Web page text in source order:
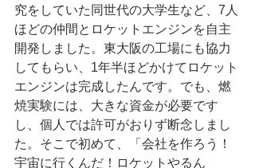
究をしていた同世代の大学生など、7人
ほどの仲間とロケットエンジンを自主
開発しました。東大阪の工場にも協力
してもらい、1年半ほどかけてロケット
エンジンは完成したんです。でも、燃
焼実験には、大きな資金が必要です
し、個人では許可がおりず断念しまし
た。そこで初めて、「会社を作ろう！
宇宙に行くんだ！ロケットやるん